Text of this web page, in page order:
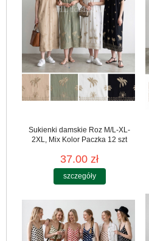
Sukienki damskie Roz M/L-XL-
2XL, Mix Kolor Paczka 12 szt
37.00 zł
szczegóły